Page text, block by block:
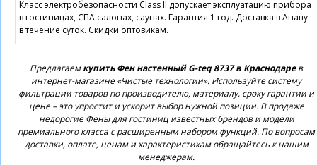
Класс электробезопасности Class II допускает эксплуатацию прибора
в гостиницах, СПА салонах, саунах. Гарантия 1 год. Доставка в Анапу
в течение суток. Скидки оптовикам.
Предлагаемкупить Фен настенный G-teq 8737 в Краснодарев
интернет-магазине «Чистые технологии». Используйте систему
фильтрации товаров по производителю, материалу, сроку гарантии и
цене – это упростит и ускорит выбор нужной позиции. В продаже
недорогие Фены для гостиниц известных брендов и модели
премиального класса с расширенным набором функций. По вопросам
доставки, оплате, ценам и характеристикам обращайтесь к нашим
менеджерам.